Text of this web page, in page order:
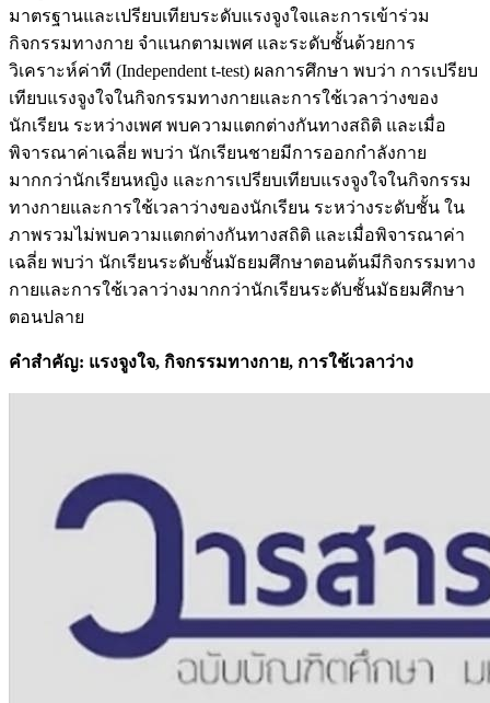
มาตรฐานและเปรียบเทียบระดับแรงจูงใจและการเข้าร่วม
กิจกรรมทางกาย จำแนกตามเพศ และระดับชั้นด้วยการ
วิเคราะห์ค่าที (Independent t-test) ผลการศึกษา พบว่า การเปรียบ
เทียบแรงจูงใจในกิจกรรมทางกายและการใช้เวลาว่างของ
นักเรียน ระหว่างเพศ พบความแตกต่างกันทางสถิติ และเมื่อ
พิจารณาค่าเฉลี่ย พบว่า นักเรียนชายมีการออกกำลังกาย
มากกว่านักเรียนหญิง และการเปรียบเทียบแรงจูงใจในกิจกรรม
ทางกายและการใช้เวลาว่างของนักเรียน ระหว่างระดับชั้น ใน
ภาพรวมไม่พบความแตกต่างกันทางสถิติ และเมื่อพิจารณาค่า
เฉลี่ย พบว่า นักเรียนระดับชั้นมัธยมศึกษาตอนต้นมีกิจกรรมทาง
กายและการใช้เวลาว่างมากกว่านักเรียนระดับชั้นมัธยมศึกษา
ตอนปลาย
คำสำคัญ: แรงจูงใจ, กิจกรรมทางกาย, การใช้เวลาว่าง